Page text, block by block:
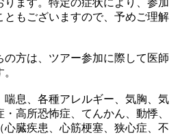
ともございますので、予めご理解
の方は、ツアー参加に際して医師
喘息、各種アレルギー、気胸、気
高所恐怖症、てんかん、動悸、
心臓疾患、心筋梗塞、狭心症、不